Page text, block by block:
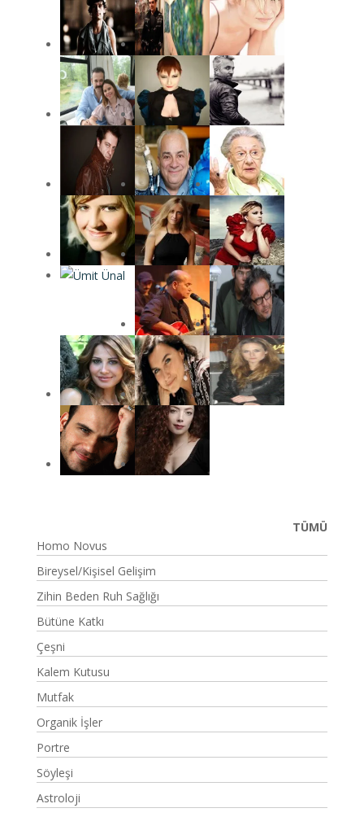
TÜMÜ
Homo Novus
Bireysel/Kişisel Gelişim
Zihin Beden Ruh Sağlığı
Bütüne Katkı
Çeşni
Kalem Kutusu
Mutfak
Organik İşler
Portre
Söyleşi
Astroloji